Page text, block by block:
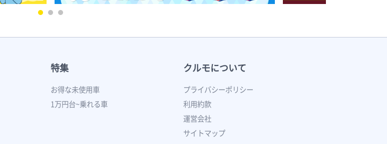
特集
お得な未使用車
1万円台~乗れる車
クルモについて
プライバシーポリシー
利用約款
運営会社
サイトマップ